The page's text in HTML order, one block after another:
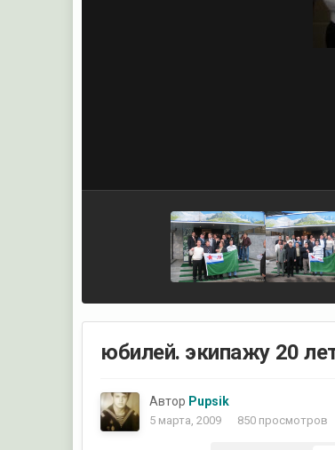
юбилей. экипажу 20
Автор Pupsik
5 марта, 2009 850 просмотров